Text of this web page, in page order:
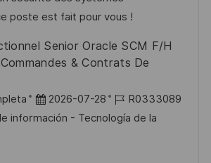
poste est fait pour vous !
Senior Oracle SCM F/H
& Contrats De
F
e
2026-07-28
I
D
R0333089
información - Tecnología de la